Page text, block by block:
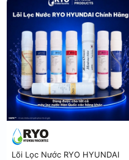
Lõi Lọc Nước RYO HYUNDAI